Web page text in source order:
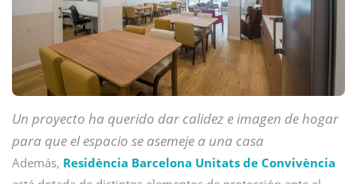
Un proyecto ha querido dar calidez e imagen de hogar
para que el espacio se asemeje a una casa
Además, Residència Barcelona Unitats de Convivència